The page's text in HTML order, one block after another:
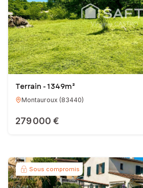
Terrain - 1 349m²
Montauroux (83440)
279 000 €
Sous compromis